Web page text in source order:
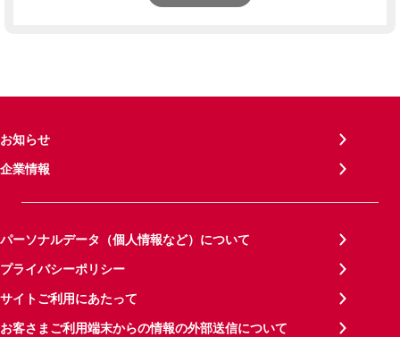
お知らせ
企業情報
パーソナルデータ（個人情報など）について
プライバシーポリシー
サイトご利用にあたって
お客さまご利用端末からの情報の外部送信について